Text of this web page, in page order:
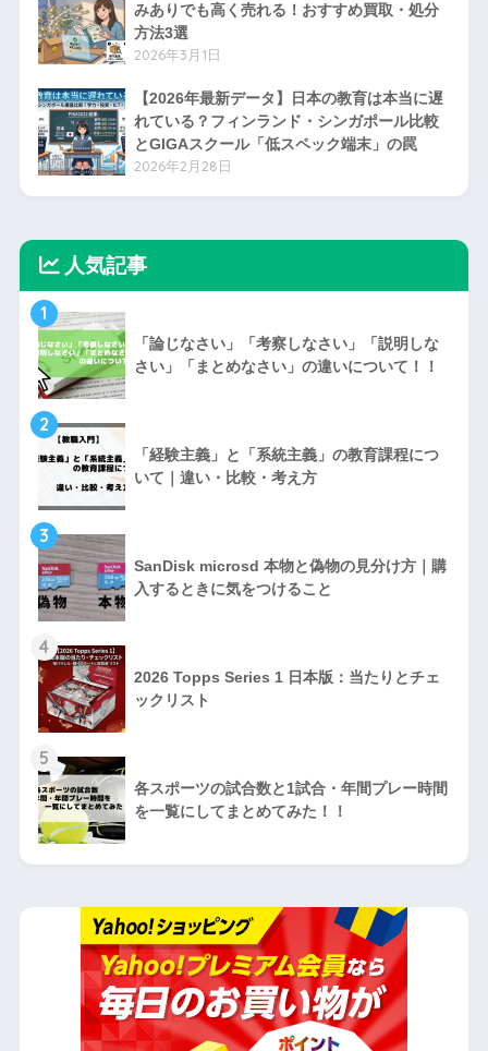
2026年5月22日
ト
2026年5月15日
【捨てるな】予備校テキスト・赤本に書き込
方法3選
2026年3月1日
とGIGAスクール「低スペック端末」の罠
2026年2月28日
人気記事
1
さい」「まとめなさい」の違いについて！！
2
いて｜違い・比較・考え方
3
SanDisk microsd 本物と偽物の見分け方｜購
2026 Topps Series 1 日本版：当たりとチェ
ックリスト